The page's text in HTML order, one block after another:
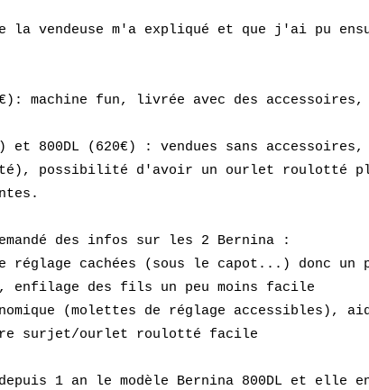
la vendeuse m'a expliqué et que j'ai pu
machine fun, livrée avec des accessoires,
et 800DL (620€) : vendues sans
, possibilité d'avoir un ourlet roulotté
des infos sur les 2 Bernina :
réglage cachées (sous le capot...) donc un
des fils un peu moins facile
(molettes de réglage accessibles),
surjet/ourlet roulotté facile
depuis 1 an le modèle Bernina 800DL et elle